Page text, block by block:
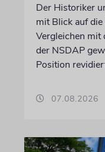
Der Historiker
mit Blick auf
Vergleichen mit
der NSDAP
Position
07.08.2026